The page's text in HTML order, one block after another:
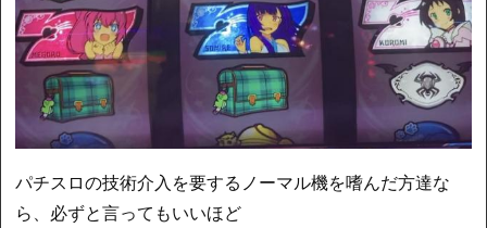
パチスロの技術介入を要するノーマル機を嗜んだ方達な
ら、必ずと言ってもいいほど